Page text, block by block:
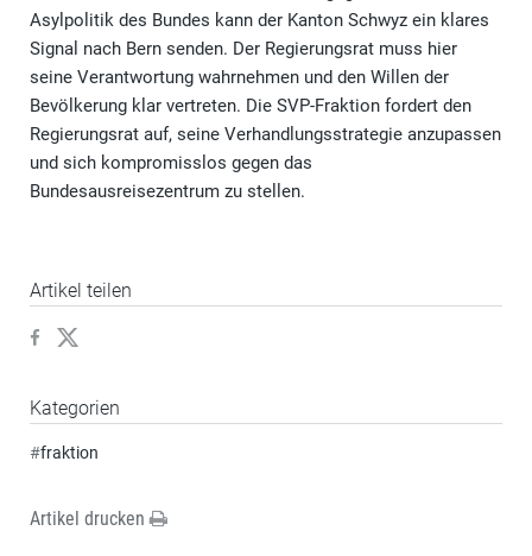
Asylpolitik des Bundes kann der Kanton Schwyz ein klares
Signal nach Bern senden. Der Regierungsrat muss hier
seine Verantwortung wahrnehmen und den Willen der
Bevölkerung klar vertreten. Die SVP-Fraktion fordert den
Regierungsrat auf, seine Verhandlungsstrategie anzupassen
und sich kompromisslos gegen das
Bundesausreisezentrum zu stellen.
Artikel teilen
Kategorien
#fraktion
Artikel drucken